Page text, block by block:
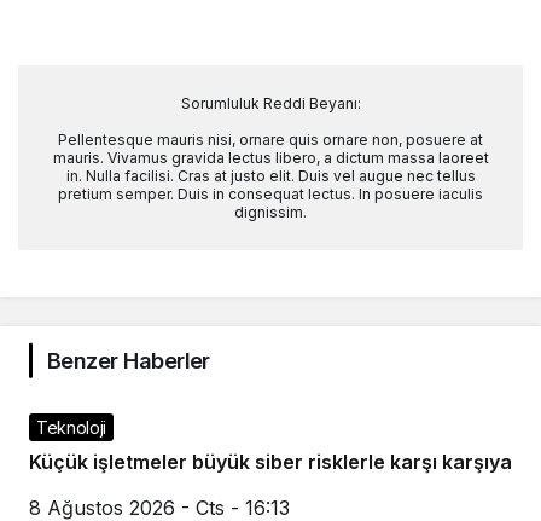
Sorumluluk Reddi Beyanı:
Pellentesque mauris nisi, ornare quis ornare non, posuere at
mauris. Vivamus gravida lectus libero, a dictum massa laoreet
in. Nulla facilisi. Cras at justo elit. Duis vel augue nec tellus
pretium semper. Duis in consequat lectus. In posuere iaculis
dignissim.
Benzer Haberler
Teknoloji
Küçük işletmeler büyük siber risklerle karşı karşıya
8 Ağustos 2026 - Cts - 16:13